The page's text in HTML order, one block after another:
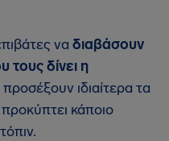
να διαβάσουν
δίνει η
προσέξουν ιδιαίτερα τα
κάποιο